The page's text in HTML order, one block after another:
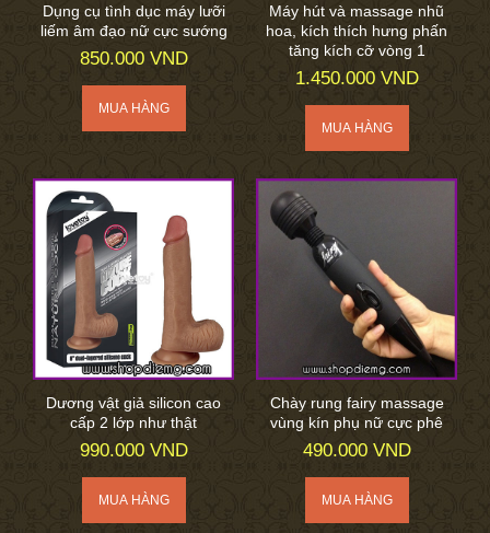
Dụng cụ tình dục máy lưỡi
liếm âm đạo nữ cực sướng
850.000 VND
Máy hút và massage nhũ
hoa, kích thích hưng phấn
tăng kích cỡ vòng 1
1.450.000 VND
Dương vật giả silicon cao
cấp 2 lớp như thật
990.000 VND
Chày rung fairy massage
vùng kín phụ nữ cực phê
490.000 VND